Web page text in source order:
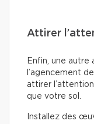
Attirer
Enfin, une autre
l’agencement
attirer
que votre sol.
Installez des